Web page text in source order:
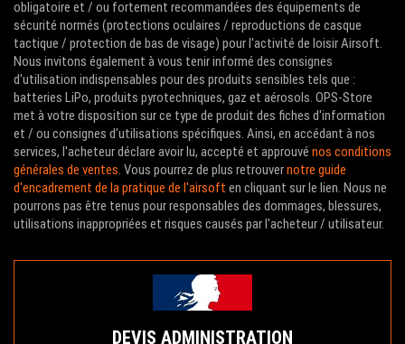
obligatoire et / ou fortement recommandées des équipements de
sécurité normés (protections oculaires / reproductions de casque
tactique / protection de bas de visage) pour l'activité de loisir Airsoft.
Nous invitons également à vous tenir informé des consignes
d'utilisation indispensables pour des produits sensibles tels que :
batteries LiPo, produits pyrotechniques, gaz et aérosols. OPS-Store
met à votre disposition sur ce type de produit des fiches d'information
et / ou consignes d'utilisations spécifiques. Ainsi, en accédant à nos
services, l'acheteur déclare avoir lu, accepté et approuvé nos conditions
générales de ventes . Vous pourrez de plus retrouvernotre guide
d'encadrement de la pratique de l'airsoft en cliquant sur le lien. Nous ne
pourrons pas être tenus pour responsables des dommages, blessures,
utilisations inappropriées et risques causés par l'acheteur / utilisateur.
DEVIS ADMINISTRATION